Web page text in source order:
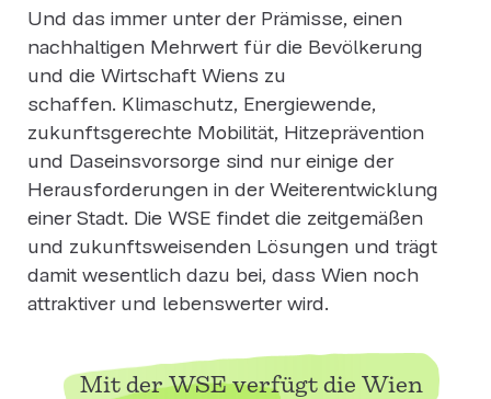
Und das immer unter der Prämisse, einen
nachhaltigen Mehrwert für die Bevölkerung
und die Wirtschaft Wiens zu
schaffen. Klimaschutz, Energiewende,
zukunftsgerechte Mobilität, Hitzeprävention
und Daseinsvorsorge sind nur einige der
Herausforderungen in der Weiterentwicklung
einer Stadt. Die WSE findet die zeitgemäßen
und zukunftsweisenden Lösungen und trägt
damit wesentlich dazu bei, dass Wien noch
attraktiver und lebenswerter wird.
Mit der WSE verfügt die Wien